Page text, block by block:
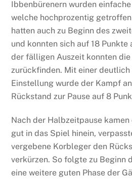
Ibbenbürenern wurden
welche hochprozentig
hatten auch zu Beginn des
und konnten sich auf 18 Punkte
der fälligen Auszeit konnten
zurückfinden. Mit einer deutlich
Einstellung wurde der Kampf
Rückstand zur Pause auf 8
Nach der Halbzeitpause
gut in das Spiel hinein,
vergebene Korbleger den
verkürzen. So folgte zu Beginn
eine weitere guten Phase der